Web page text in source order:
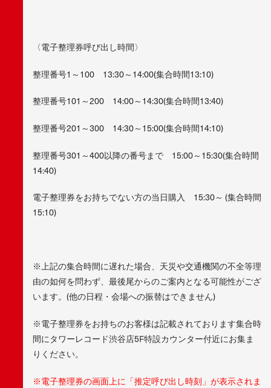
〈電子整理券呼び出し時間〉
整理番号1～100 13:30～14:00(集合時間13:10)
整理番号101～200 14:00～14:30(集合時間13:40)
整理番号201～300 14:30～15:00(集合時間14:10)
整理番号301～400以降の番号まで 15:00～15:30(集合時間
14:40)
電子整理券をお持ちでない方の当日購入 15:30～ (集合時間
15:10)
※上記の集合時間に遅れた場合、天災や交通機関の不全等理
由の如何を問わず、最後尾からのご案内となる可能性がござ
います。(他の日程・会場への振替はできません)
※電子整理券をお持ちのお客様は記載されております集合時
間にタワーレコード渋谷店5F特設カウンター付近にお集ま
りください。
※電子整理券の画面上に「推定呼び出し時刻」が表示されま